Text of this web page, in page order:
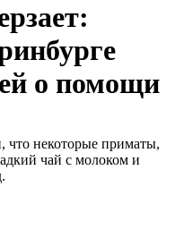
о помощи
что некоторые приматы,
чай с молоком и